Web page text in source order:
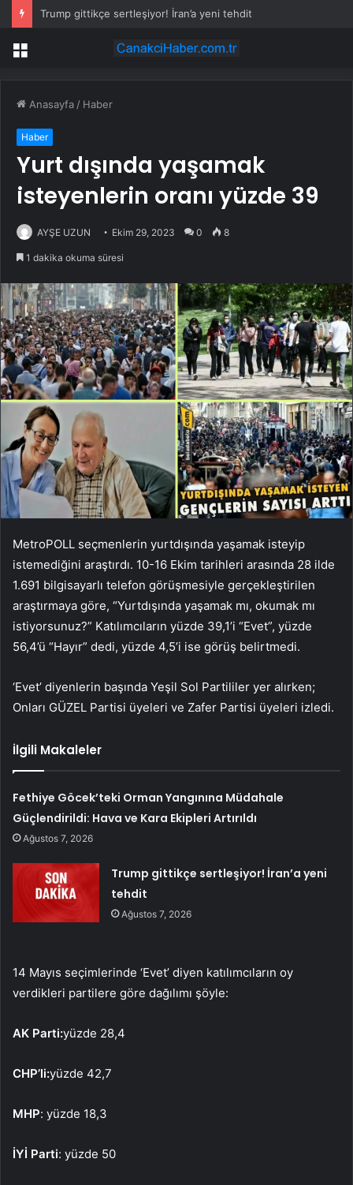
Trump gittikçe sertleşiyor! İran’a yeni tehdit
Menü
Anasayfa / Haber
Haber
Yurt dışında yaşamak
isteyenlerin oranı yüzde 39
AYŞE UZUN Ekim 29, 2023 0 8
1 dakika okuma süresi
MetroPOLL seçmenlerin yurtdışında yaşamak isteyip
istemediğini araştırdı. 10-16 Ekim tarihleri ​​arasında 28 ilde
1.691 bilgisayarlı telefon görüşmesiyle gerçekleştirilen
araştırmaya göre, “Yurtdışında yaşamak mı, okumak mı
istiyorsunuz?” Katılımcıların yüzde 39,1’i “Evet”, yüzde
56,4’ü “Hayır” dedi, yüzde 4,5’i ise görüş belirtmedi.
‘Evet’ diyenlerin başında Yeşil Sol Partililer yer alırken;
Onları GÜZEL Partisi üyeleri ve Zafer Partisi üyeleri izledi.
İlgili Makaleler
Fethiye Göcek’teki Orman Yangınına Müdahale
Güçlendirildi: Hava ve Kara Ekipleri Artırıldı
Ağustos 7, 2026
Trump gittikçe sertleşiyor! İran’a yeni
tehdit
Ağustos 7, 2026
14 Mayıs seçimlerinde ‘Evet’ diyen katılımcıların oy
verdikleri partilere göre dağılımı şöyle:
AK Parti:yüzde 28,4
CHP’li:yüzde 42,7
MHP: yüzde 18,3
İYİ Parti: yüzde 50